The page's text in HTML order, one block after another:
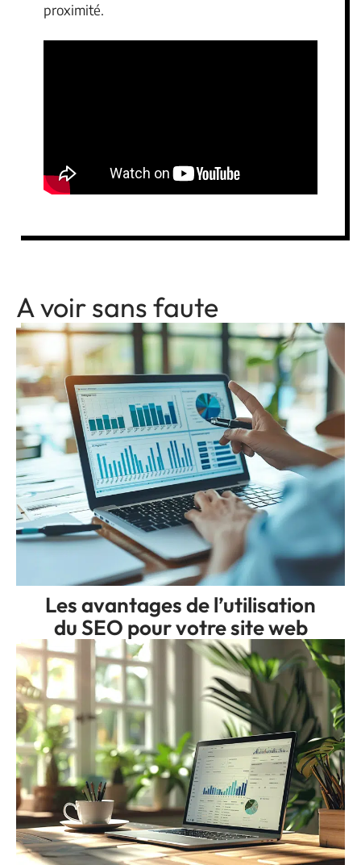
proximité.
A voir sans faute
Les avantages de l’utilisation
du SEO pour votre site web